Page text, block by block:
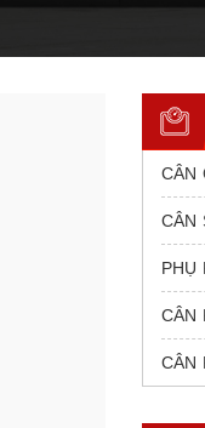
CÂN
CÂN
PHỤ
CÂN
CÂN